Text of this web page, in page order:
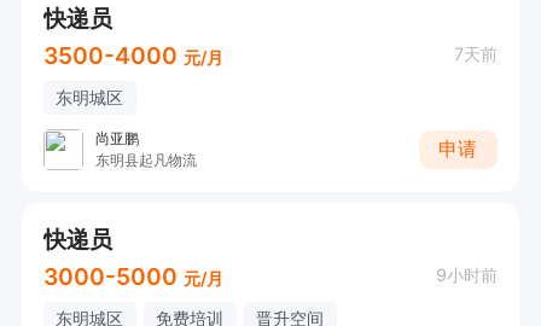
快递员
3500-4000 元/月 7天前
东明城区
尚亚鹏
东明县起凡物流
申请
快递员
3000-5000 元/月 9小时前
东明城区 免费培训 晋升空间